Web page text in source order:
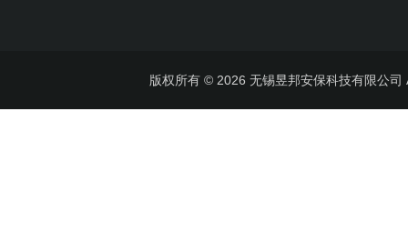
版权所有 © 2026 无锡昱邦安保科技有限